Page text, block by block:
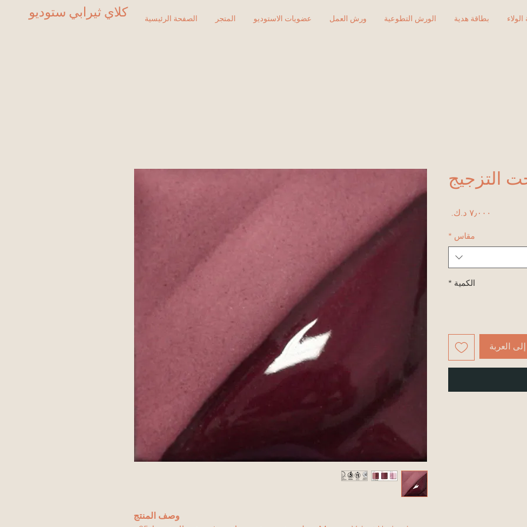
كلاي ثيرابي ستوديو الصفحة الرئيسية المتجر عضويات الاستوديو ورش العمل الورش التطوعية بطاقة هدية
وصف المنتج
مقاس *
الكمية *
العربة